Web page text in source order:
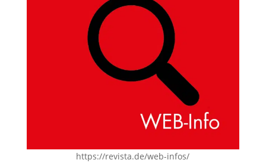
https://revista.de/web-infos/